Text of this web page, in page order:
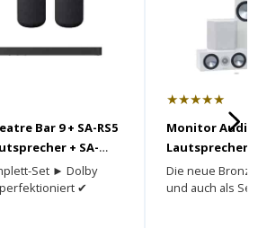
Bar 9 + SA-RS5
+ SA-
Set ► Dolby
✔
★★★★★
Monitor Audio
Lautsprecher
Die neue
und auch als Set!